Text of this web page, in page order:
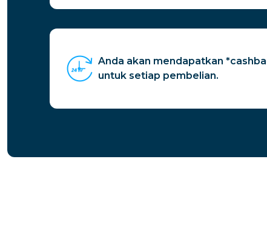
Anda akan mendapatkan
untuk setiap pembelian.